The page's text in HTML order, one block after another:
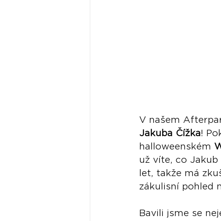
V našem
Jakuba Čížka!
halloweenském
už víte, co
let, takže má
zákulisní pohled
Bavili jsme se